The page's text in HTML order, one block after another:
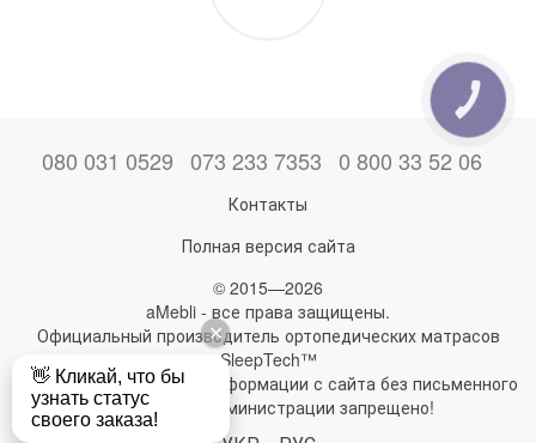
080 031 0529 073 233 7353 0 800 33 52 06
Контакты
Полная версия сайта
© 2015—2026
aMebli - все права защищены.
Официальный производитель ортопедических матрасов
SleepTech™
Любое использование информации с сайта без письменного
разрешения администрации запрещено!
КНОПКА
ЗВ'ЯЗКУ